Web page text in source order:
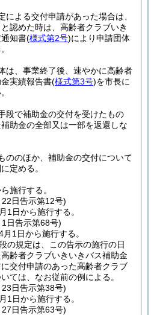
による交付申請があった場合は、
認めた時は、高齢者クラブいき
知書(様式第2号)により申請団体
は、事業終了後、速やかに高齢者
実績報告書(様式第3号)を市長に
段で補助金の交付を受けたもの
助金の全部又は一部を返還しな
ののほか、補助金の交付について
定める。
施行する。
22日告示第12号)
1日から施行する。
1日告示第68号)
1日から施行する。
の規定は、この告示の施行の日
齢者クラブいきいきバス補助金
交付申請のあった高齢者クラブ
ては、なお従前の例による。
23日告示第38号)
1日から施行する。
27日告示第63号)